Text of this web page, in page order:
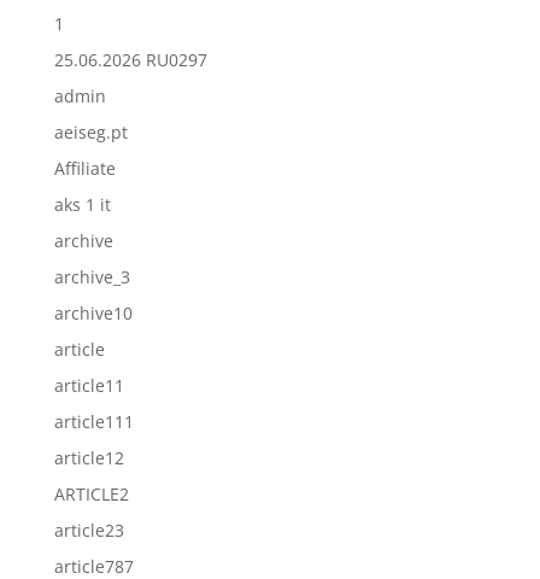
1
25.06.2026 RU0297
admin
aeiseg.pt
Affiliate
aks 1 it
archive
archive_3
archive10
article
article11
article111
article12
ARTICLE2
article23
article787